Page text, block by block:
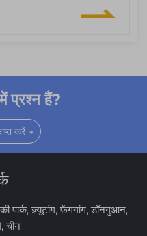
प्रश्न हैं?
करें →
पार्क, ज़्यूटांग, फ़ेंगगांग, डॉनगुआन,
चीन